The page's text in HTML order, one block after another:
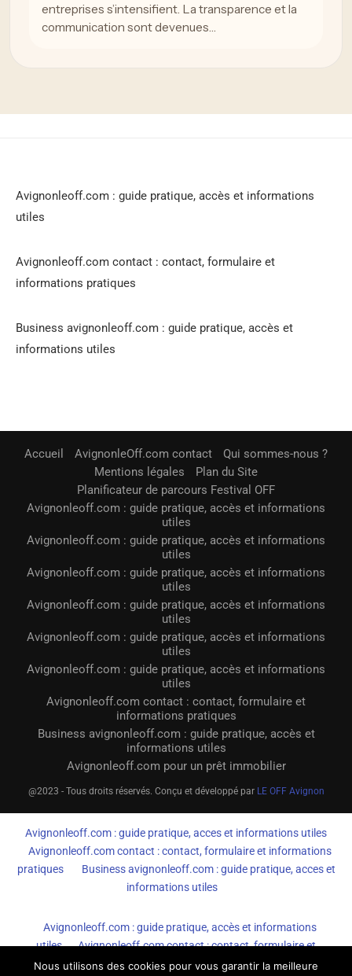
entreprises s’intensifient. La transparence et la
communication sont devenues…
Avignonleoff.com : guide pratique, accès et informations
utiles
Avignonleoff.com contact : contact, formulaire et
informations pratiques
Business avignonleoff.com : guide pratique, accès et
informations utiles
Accueil AvignonleOff.com contact
Qui sommes-nous ?
Mentions légales
Plan du Site
Planificateur de parcours Festival OFF
Avignonleoff.com : guide pratique, accès et informations
utiles
Avignonleoff.com : guide pratique, accès et informations
utiles
Avignonleoff.com : guide pratique, accès et informations
utiles
Avignonleoff.com : guide pratique, accès et informations
utiles
Avignonleoff.com : guide pratique, accès et informations
utiles
Avignonleoff.com : guide pratique, accès et informations
utiles
Avignonleoff.com contact : contact, formulaire et
informations pratiques
Business avignonleoff.com : guide pratique, accès et
informations utiles
Avignonleoff.com pour un prêt immobilier
@2023 - Tous droits réservés. Conçu et développé par LE OFF Avignon
Avignonleoff.com : guide pratique, acces et informations utiles
Avignonleoff.com contact : contact, formulaire et informations
pratiques
Business avignonleoff.com : guide pratique, acces et
informations utiles
Avignonleoff.com : guide pratique, accès et informations
utiles
Avignonleoff.com contact : contact, formulaire et
informations pratiques
Business avignonleoff.com : guide
Nous utilisons des cookies pour vous garantir la meilleure